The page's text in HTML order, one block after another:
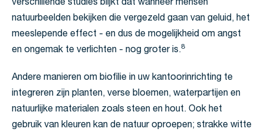
verschillende studies blijkt dat wanneer mensen
natuurbeelden bekijken die vergezeld gaan van geluid, het
meeslepende effect - en dus de mogelijkheid om angst
en ongemak te verlichten - nog groter is.8
Andere manieren om biofilie in uw kantoorinrichting te
integreren zijn planten, verse bloemen, waterpartijen en
natuurlijke materialen zoals steen en hout. Ook het
gebruik van kleuren kan de natuur oproepen; strakke witte